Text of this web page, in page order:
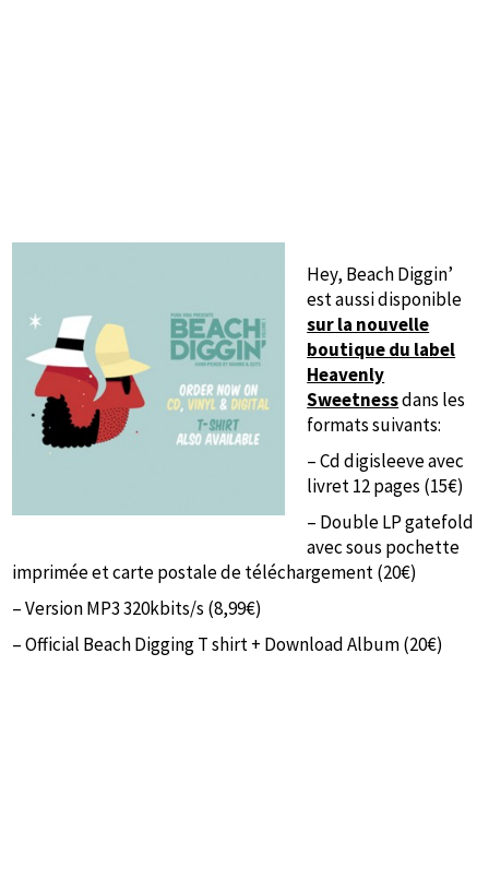
Hey, Beach Diggin’
est aussi disponible
sur la nouvelle
boutique du label
Heavenly
Sweetnessdans les
formats suivants:
– Cd digisleeve avec
livret 12 pages (15€)
– Double LP gatefold
avec sous pochette
imprimée et carte postale de téléchargement (20€)
– Version MP3 320kbits/s (8,99€)
– Official Beach Digging T shirt + Download Album (20€)